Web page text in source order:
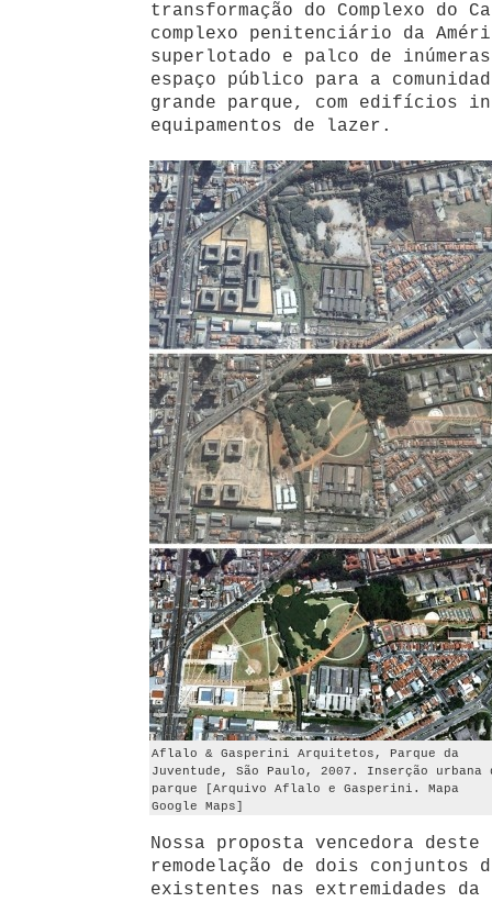
transformação do Complexo do
complexo penitenciário da
superlotado e palco de
espaço público para a
grande parque, com edifícios
equipamentos de lazer.
Aflalo & Gasperini Arquitetos, Parque da
Juventude, São Paulo, 2007. Inserção urbana
parque [Arquivo Aflalo e Gasperini. Mapa
Google Maps]
Nossa proposta vencedora
remodelação de dois conjuntos
existentes nas extremidades